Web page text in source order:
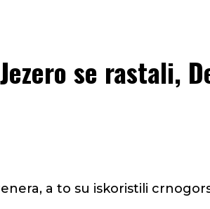
se rastali,
a to su iskoristili